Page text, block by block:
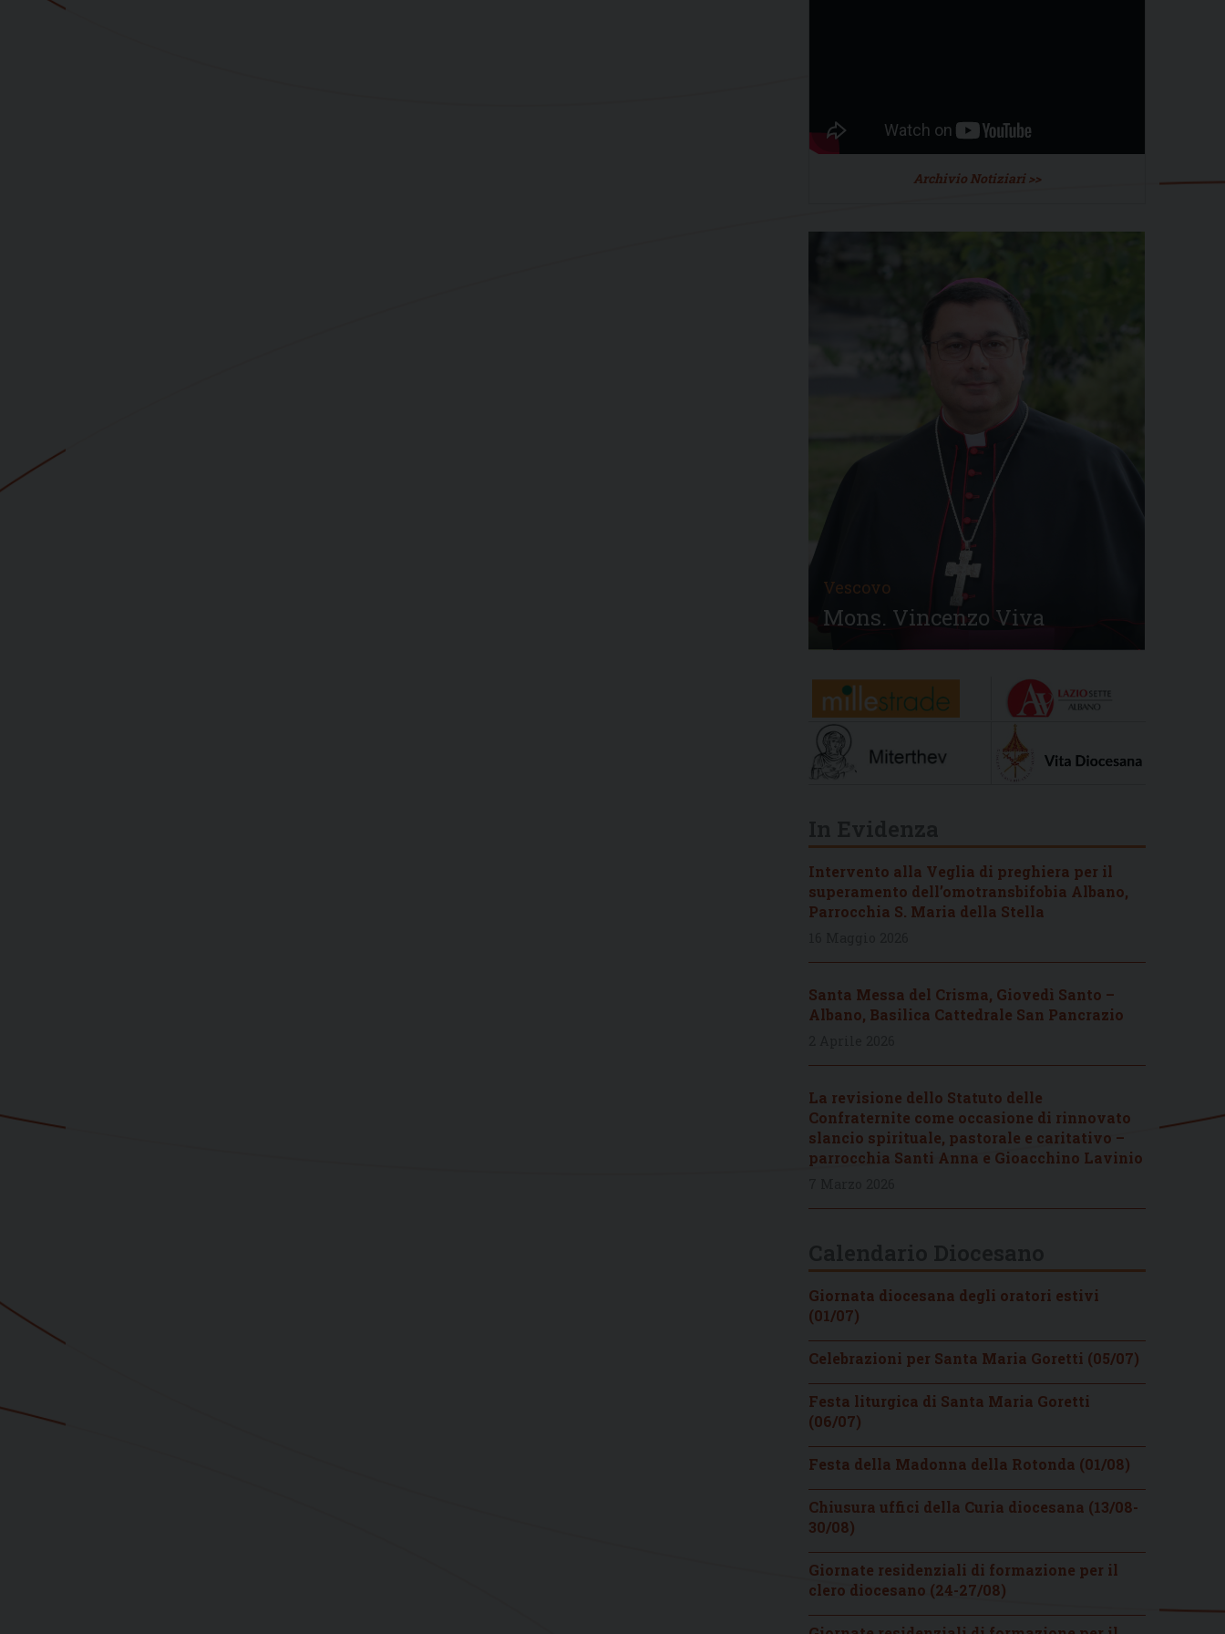
Archivio Notiziari >>
Vescovo
Mons. Vincenzo Viva
Intervento alla Veglia di preghiera per il
superamento dell’omotransbifobia Albano,
Parrocchia S. Maria della Stella
Santa Messa del Crisma, Giovedì Santo –
Albano, Basilica Cattedrale San Pancrazio
La revisione dello Statuto delle
Confraternite come occasione di rinnovato
slancio spirituale, pastorale e caritativo –
parrocchia Santi Anna e Gioacchino Lavinio
Giornata diocesana degli oratori estivi
(01/07)
Celebrazioni per Santa Maria Goretti (05/07)
Festa liturgica di Santa Maria Goretti
(06/07)
Festa della Madonna della Rotonda (01/08)
Chiusura uffici della Curia diocesana (13/08-
30/08)
Giornate residenziali di formazione per il
clero diocesano (24-27/08)